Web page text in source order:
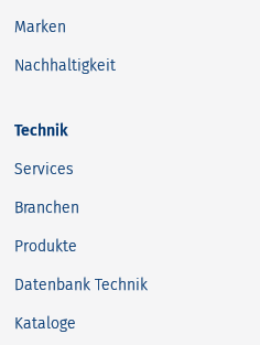
Marken
Nachhaltigkeit
Technik
Services
Branchen
Produkte
Datenbank Technik
Kataloge